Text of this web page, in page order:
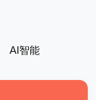
AI智能